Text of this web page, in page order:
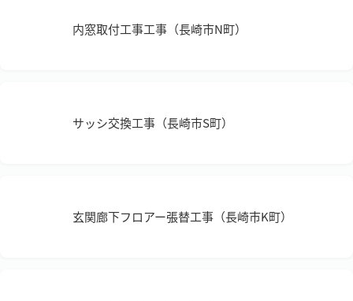
内窓取付工事工事（長崎市N町）
サッシ交換工事（長崎市S町）
玄関廊下フロアー張替工事（長崎市K町）